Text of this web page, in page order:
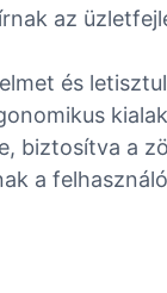
az
és
biztosítva a
a